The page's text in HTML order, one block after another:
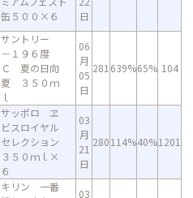
缶５００×６
日
サントリー
－１９６度
Ｃ 夏の日向
夏 ３５０ｍ
ｌ
06
月
05
日
281 639%65% 104
サッポロ ヱ
ビスロイヤル
セレクション
３５０ｍｌ×
６
03
月
21
日
280114%40%1201
キリン 一番
03